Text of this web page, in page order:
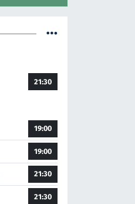
21:30
19:00
19:00
21:30
21:30